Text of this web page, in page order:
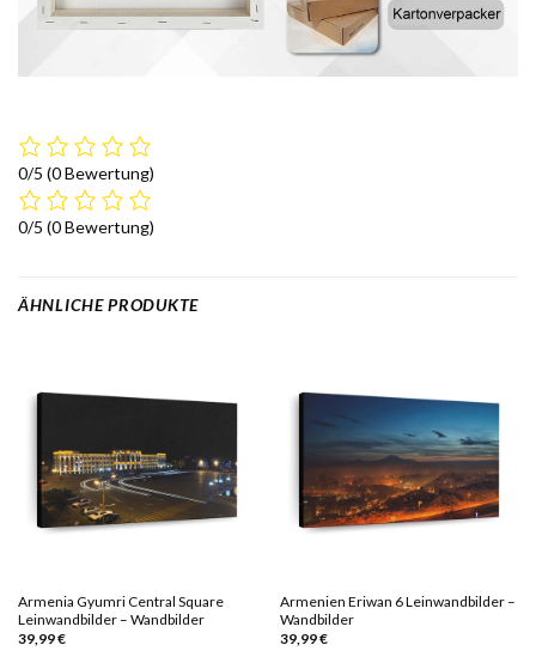
0/5 (0 Bewertung)
0/5 (0 Bewertung)
ÄHNLICHE PRODUKTE
Armenia Gyumri Central Square
Leinwandbilder – Wandbilder
39,99€
Armenien Eriwan 6 Leinwandbilder –
Wandbilder
39,99€